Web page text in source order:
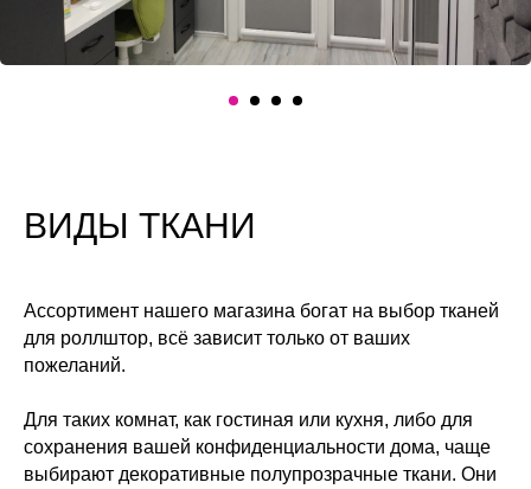
ВИДЫ ТКАНИ
Ассортимент нашего магазина богат на выбор тканей
для роллштор, всё зависит только от ваших
пожеланий.
Для таких комнат, как гостиная или кухня, либо для
сохранения вашей конфиденциальности дома, чаще
выбирают декоративные полупрозрачные ткани. Они